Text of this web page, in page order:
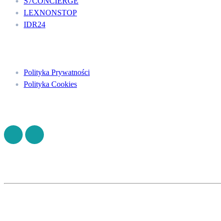
LEXNONSTOP
IDR24
Polityka Prywatności
Polityka Cookies